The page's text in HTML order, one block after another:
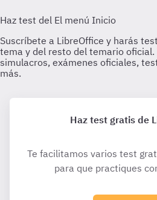
Haz test gratis de
Te facilitamos varios test
para que practiques